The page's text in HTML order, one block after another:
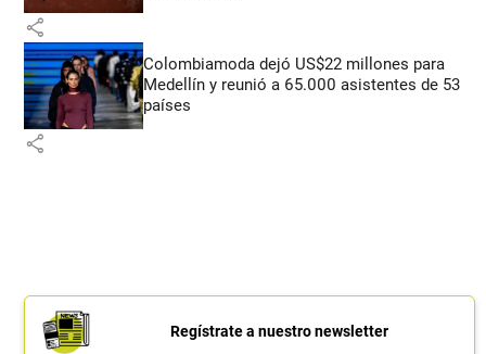
share
Colombiamoda dejó US$22 millones para
Medellín y reunió a 65.000 asistentes de 53
países
share
Regístrate a nuestro newsletter